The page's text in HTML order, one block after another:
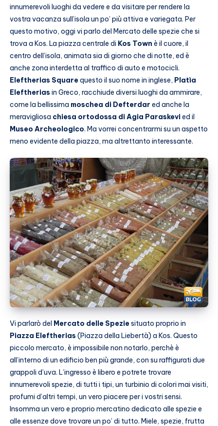
innumerevoli luoghi da vedere e da visitare per rendere la
vostra vacanza sull’isola un po’ più attiva e variegata. Per
questo motivo, oggi vi parlo del Mercato delle spezie che si
trova a Kos. La piazza centrale di Kos Town è il cuore, il
centro dell’isola, animata sia di giorno che di notte, ed è
anche zona interdetta al traffico di auto e motocicli.
Eleftherias Squarequesto il suo nome in inglese, Platìa
Eleftherias in Greco, racchiude diversi luoghi da ammirare,
come la bellissima moschea di Defterdar ed anche la
meravigliosa chiesa ortodossa di Agia Paraskevied il
Museo Archeologico. Ma vorrei concentrarmi su un aspetto
meno evidente della piazza, ma altrettanto interessante.
Vi parlarò del Mercato delle Speziesituato proprio in
Piazza Eleftherias (Piazza della Liebertà) a Kos. Questo
piccolo mercato, è impossibile non notarlo, perchè è
all’interno di un edificio ben più grande, con su raffigurati due
grappoli d’uva. L’ingresso è libero e potrete trovare
innumerevoli spezie, di tutti i tipi, un turbinio di colori mai visiti,
profumi d’altri tempi, un vero piacere per i vostri sensi.
Insomma un vero e proprio mercatino dedicato alle spezie e
alle essenze dove trovare un po’ di tutto. Miele, spezie, frutta